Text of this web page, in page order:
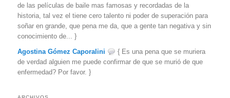
de las películas de baile mas famosas y recordadas de la
historia, tal vez el tiene cero talento ni poder de superación para
soñar en grande, que pena me da, que a gente tan negativa y sin
conocimiento de... }
Agostina Gómez Caporalini
{ Es una pena que se muriera
de verdad alguien me puede confirmar de que se murió de que
enfermedad? Por favor. }